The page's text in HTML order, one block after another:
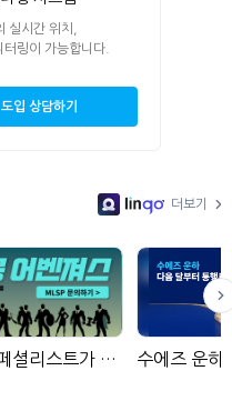
실시간 위치,
링이 가능합니다.
도입 상담하기
더보기
철송 스페셜리스트가 모인 물류사